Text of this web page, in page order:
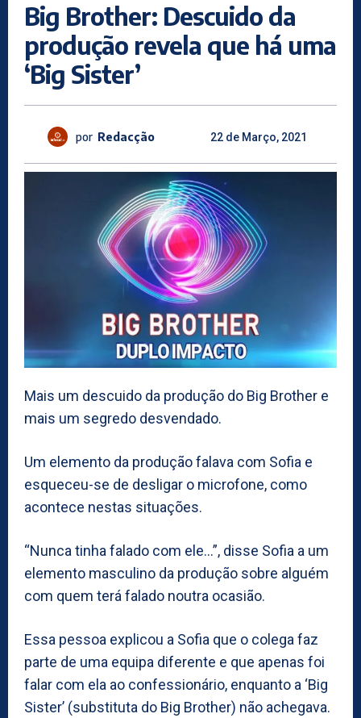
Big Brother: Descuido da
produção revela que há uma
‘Big Sister’
por Redacção 22 de Março, 2021
Mais um descuido da produção do Big Brother e
mais um segredo desvendado.
Um elemento da produção falava com Sofia e
esqueceu-se de desligar o microfone, como
acontece nestas situações.
“Nunca tinha falado com ele…”, disse Sofia a um
elemento masculino da produção sobre alguém
com quem terá falado noutra ocasião.
Essa pessoa explicou a Sofia que o colega faz
parte de uma equipa diferente e que apenas foi
falar com ela ao confessionário, enquanto a ‘Big
Sister’ (substituta do Big Brother) não achegava.